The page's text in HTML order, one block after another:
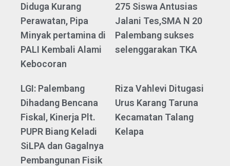
Diduga Kurang
Perawatan, Pipa
Minyak pertamina di
PALI Kembali Alami
Kebocoran
275 Siswa Antusias
Jalani Tes,SMA N 20
Palembang sukses
selenggarakan TKA
LGI: Palembang
Dihadang Bencana
Fiskal, Kinerja Plt.
PUPR Biang Keladi
SiLPA dan Gagalnya
Pembangunan Fisik
Riza Vahlevi Ditugasi
Urus Karang Taruna
Kecamatan Talang
Kelapa